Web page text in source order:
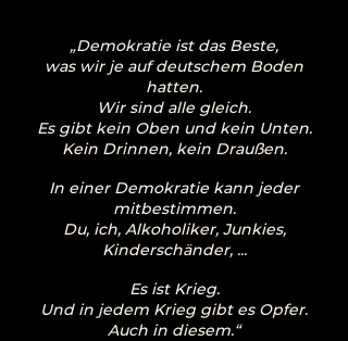
„Demokratie ist das Beste,
was wir je auf deutschem Boden
hatten.
Wir sind alle gleich.
Es gibt kein Oben und kein Unten.
Kein Drinnen, kein Draußen.
In einer Demokratie kann jeder
mitbestimmen.
Du, ich, Alkoholiker, Junkies,
Kinderschänder, ...
Es ist Krieg.
Und in jedem Krieg gibt es Opfer.
Auch in diesem.“